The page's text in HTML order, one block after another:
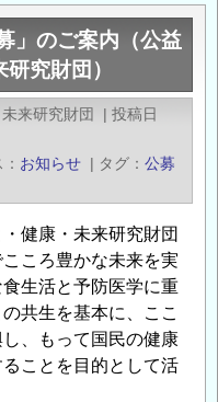
」のご案内（公益
究財団）
来研究財団 | 投稿日
お知らせ | タグ
公募
健康・未来研究財団
ころ豊かな未来を実
生活と予防医学に重
共生を基本に、ここ
、もって国民の健康
ことを目的として活